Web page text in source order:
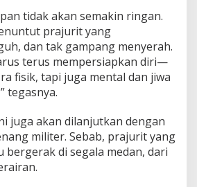
tidak akan semakin ringan.
prajurit yang
dan tak gampang menyerah.
terus mempersiapkan diri—
fisik, tapi juga mental dan jiwa
tegasnya.
juga akan dilanjutkan dengan
militer. Sebab, prajurit yang
bergerak di segala medan, dari